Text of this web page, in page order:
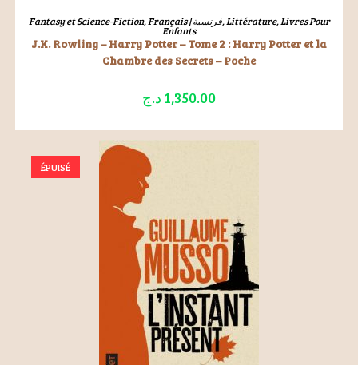
LIRE LA SUITE
Fantasy et Science-Fiction, Français | فرنسية,Littérature,Livres Pour
Enfants
J.K. Rowling – Harry Potter – Tome 2 : Harry Potter et la
Chambre des Secrets – Poche
1,350.00 د.ج
ÉPUISÉ